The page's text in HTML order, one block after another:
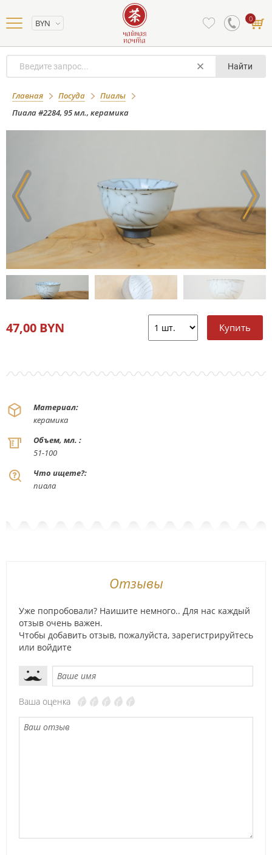
BYN 0
Найти
Главная Посуда
Пиалы
Пиала #2284, 95 мл., керамика
Пиала #2284, 95 мл., керамика
47,00 BYN
Материал:
керамика
Объем, мл. :
51-100
Что ищете?:
пиала
Отзывы
Уже попробовали? Наишите немного.. Для нас каждый
отзыв очень важен.
Чтобы добавить отзыв, пожалуйста, зарегистрируйтесь
или войдите
Ваша оценка